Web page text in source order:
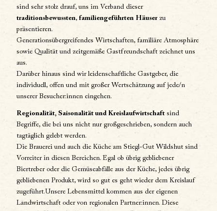
sind sehr stolz drauf, uns im Verband dieser
traditionsbewussten, familiengeführten Häuserzu
präsentieren.
Generationsübergreifendes Wirtschaften, familiäre Atmosphäre
sowie Qualität und zeitgemäße Gastfreundschaft zeichnet uns
aus.
Darüber hinaus sind wir leidenschaftliche Gastgeber, die
individuell, offen und mit großer Wertschätzung auf jede/n
unserer Besucher:innen eingehen.
Regionalität, Saisonalität und Kreislaufwirtschaftsind
Begriffe, die bei uns nicht nur großgeschrieben, sondern auch
tagtäglich gelebt werden.
Die Brauerei und auch die Küche am Stiegl-Gut Wildshut sind
Vorreiter in diesen Bereichen. Egal ob übrig gebliebener
Biertreber oder die Gemüseabfälle aus der Küche, jedes übrig
gebliebenen Produkt, wird so gut es geht wieder dem Kreislauf
zugeführt.Unsere Lebensmittel kommen aus der eigenen
Landwirtschaft oder von regionalen Partner:innen. Diese